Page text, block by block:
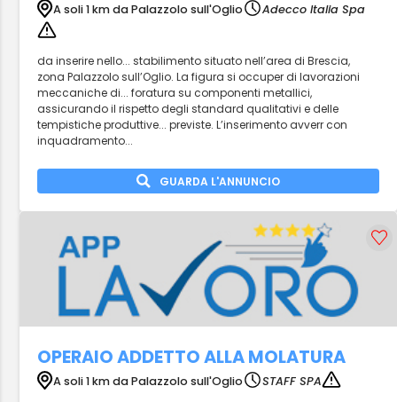
A soli 1 km da Palazzolo sull'Oglio Adecco Italia Spa
da inserire nello... stabilimento situato nell’area di Brescia,
zona Palazzolo sull’Oglio. La figura si occuper di lavorazioni
meccaniche di... foratura su componenti metallici,
assicurando il rispetto degli standard qualitativi e delle
tempistiche produttive... previste. L’inserimento avverr con
inquadramento...
GUARDA L'ANNUNCIO
OPERAIO ADDETTO ALLA MOLATURA
A soli 1 km da Palazzolo sull'Oglio
STAFF SPA